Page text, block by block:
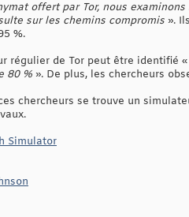
offert par Tor, nous
sur les chemins compromis ».
%.
régulier de Tor peut être identifié «
80 % ». De plus, les chercheurs
chercheurs se trouve un
Simulator